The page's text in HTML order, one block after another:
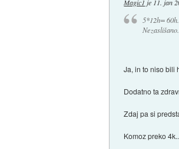
Magic1 je 11. jan
5*12h=
Nezaslišano.
Ja, in to niso bili
Dodatno ta
Zdaj pa si
Komoz preko